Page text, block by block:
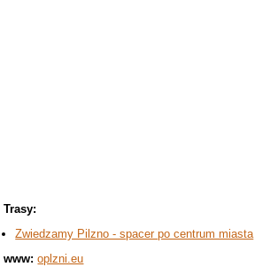
Trasy:
Zwiedzamy Pilzno - spacer po centrum miasta
www: oplzni.eu